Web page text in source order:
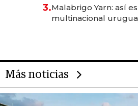
anticipación y
3.Malabrigo Yarn: así
multinacional
Más noticias